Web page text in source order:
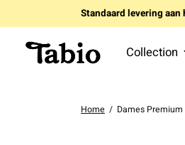
Standaard levering
Collection
Home / Dames Premium